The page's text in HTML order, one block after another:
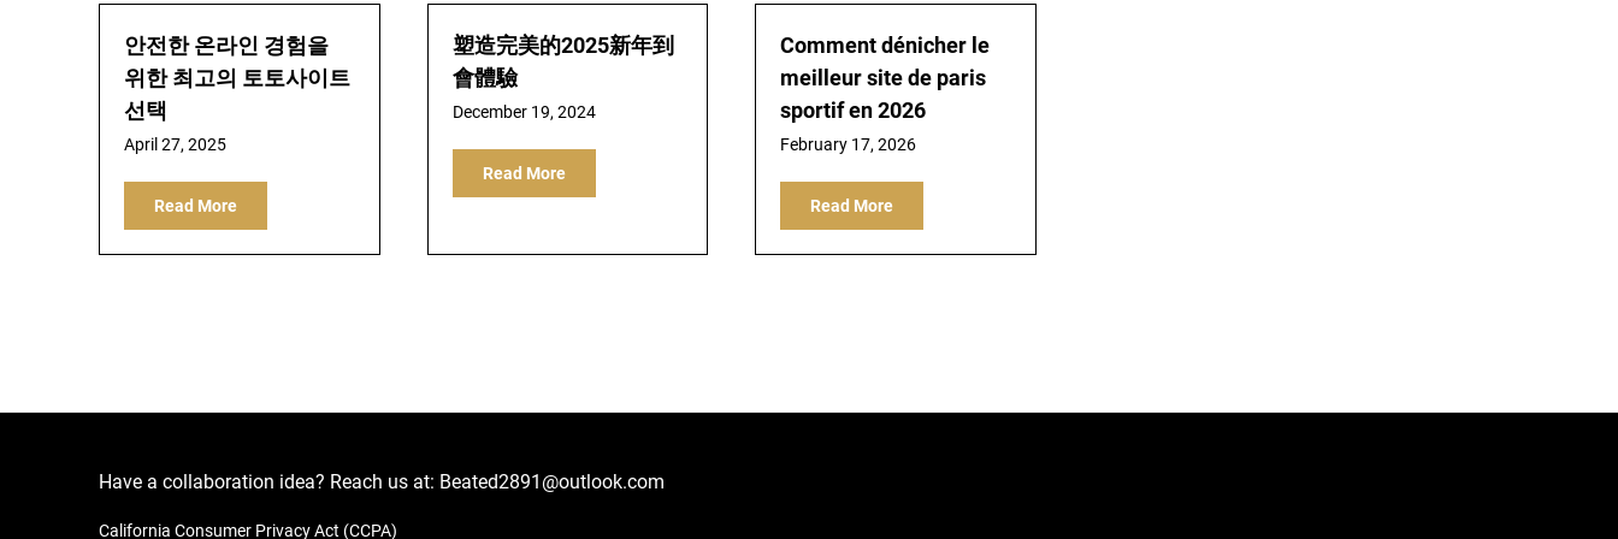
안전한 온라인 경험을
위한 최고의 토토사이트
선택
April 27, 2025
Read More
塑造完美的2025新年到
會體驗
December 19, 2024
Read More
Comment dénicher le
meilleur site de paris
sportif en 2026
February 17, 2026
Read More
Have a collaboration idea? Reach us at: Beated2891@outlook.com
California Consumer Privacy Act (CCPA)